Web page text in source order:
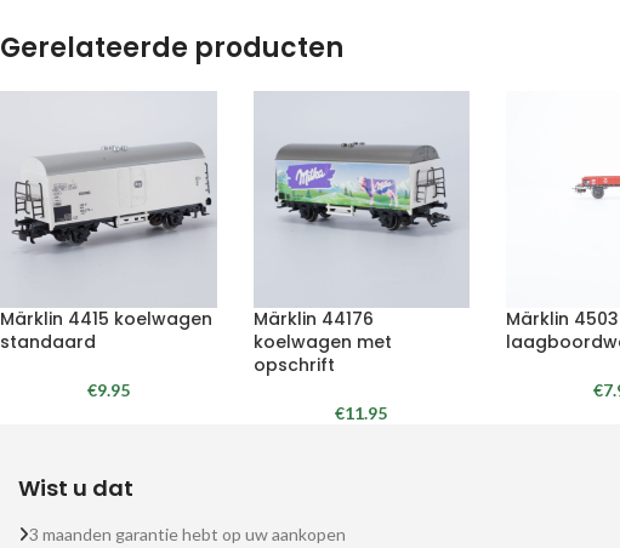
Gerelateerde producten
Märklin 4415 koelwagen
standaard
€9.95
Märklin 44176
koelwagen met
opschrift
€11.95
Märklin 4503
€
Wist u dat
3 maanden garantie hebt op uw aankopen